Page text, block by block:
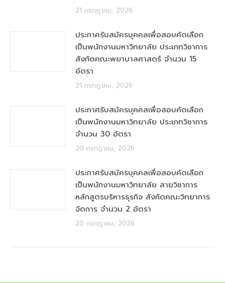
21 กรกฎาคม, 2026
ประกาศรับสมัครบุคคลเพื่อสอบคัดเลือก
เป็นพนักงานมหาวิทยาลัย ประเภทวิชาการ
สังกัดคณะพยาบาลศาสตร์ จำนวน 15
อัตรา
21 กรกฎาคม, 2026
ประกาศรับสมัครบุคคลเพื่อสอบคัดเลือก
เป็นพนักงานมหาวิทยาลัย ประเภทวิชาการ
จำนวน 30 อัตรา
20 กรกฎาคม, 2026
ประกาศรับสมัครบุคคลเพื่อสอบคัดเลือก
เป็นพนักงานมหาวิทยาลัย สายวิชาการ
หลักสูตรบริหารธุรกิจ สังกัดคณะวิทยาการ
จัดการ จำนวน 2 อัตรา
20 กรกฎาคม, 2026